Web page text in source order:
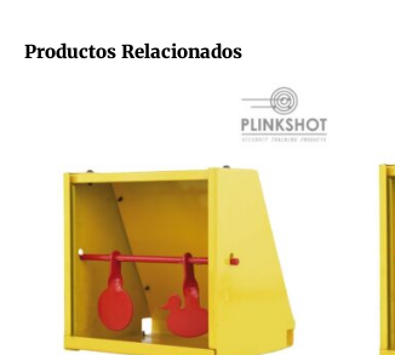
Productos Relacionados